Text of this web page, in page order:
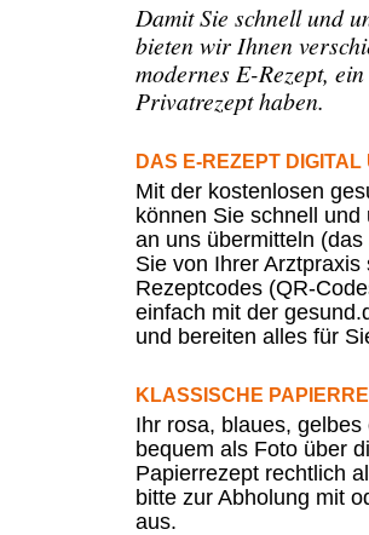
Damit Sie schnell und
bieten wir Ihnen
modernes E-Rezept,
Privatrezept haben.
DAS E-REZEPT DIGITAL
Mit der kostenlosen
können Sie schnell
an uns übermitteln
Sie von Ihrer
Rezeptcodes (QR-
einfach mit der
und bereiten alles für
KLASSISCHE
Ihr rosa, blaues,
bequem als Foto über
Papierrezept rechtlich
bitte zur Abholung mit
aus.